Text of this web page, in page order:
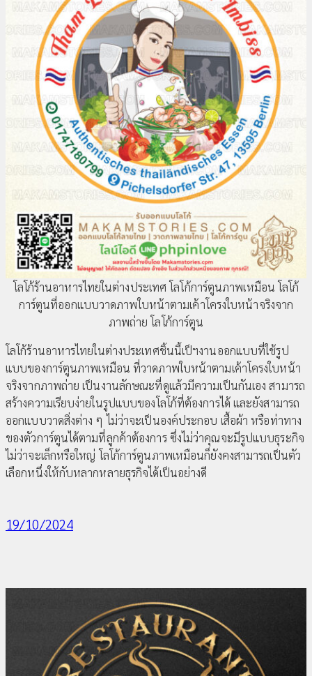
โลโก้ร้านอาหารไทยในต่างประเทศ โลโก้การ์ตูนภาพเหมือน โลโก้
การ์ตูนที่ออกแบบวาดภาพใบหน้าตามเค้าโครงใบหน้าจริงจาก
ภาพถ่าย โลโก้การ์ตูน
โลโก้ร้านอาหารไทยในต่างประเทศชิ้นนี้เป็ฯงานออกแบบที่ใช้รูป
แบบของการ์ตูนภาพเหมือน ที่วาดภาพใบหน้าตามเค้าโครงใบหน้า
จริงจากภาพถ่าย เป็นงานลักษณะที่ดูแล้วมีความเป็นกันเอง สามารถ
สร้างความเรียบง่ายในรูปแบบของโลโก้ที่ต้องการได้ และยังสามารถ
ออกแบบวาดสิ่งต่าง ๆ ไม่ว่าจะเป็นองค์ประกอบ เสื้อผ้า หรือท่าทาง
ของตัวการ์ตูนได้ตามที่ลูกค้าต้องการ ซึ่งไม่ว่าคุณจะมีรูปแบบธุระกิจ
ไม่ว่าจะเล็กหรือใหญ่ โลโก้การ์ตูนภาพเหมือนก็ยังคงสามารถเป็นตัว
เลือกหนึ่งให้กับหลากหลายธุรกิจได้เป็นอย่างดี
19/10/2024